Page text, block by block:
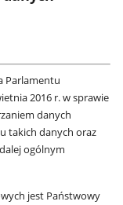
Parlamentu
2016 r. w sprawie
danych
takich danych oraz
ogólnym
jest Państwowy